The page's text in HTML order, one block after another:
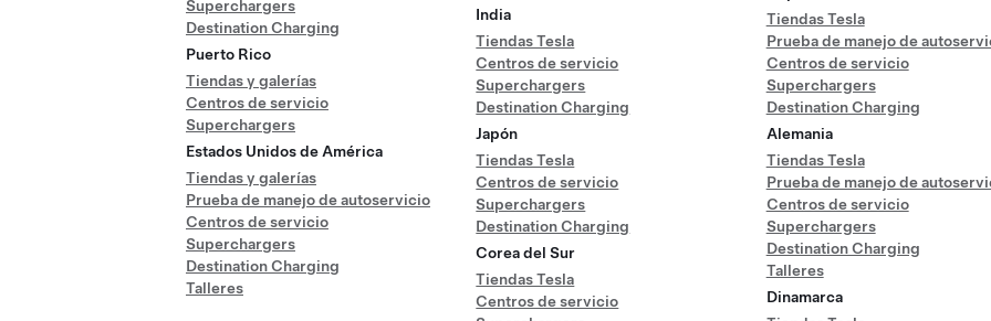
Superchargers
Destination Charging
Puerto Rico
Tiendas y galerías
Centros de servicio
Superchargers
Estados Unidos de América
Tiendas y galerías
Prueba de manejo de autoservicio
Centros de servicio
Superchargers
Destination Charging
Talleres
India
Tiendas Tesla
Centros de servicio
Superchargers
Destination Charging
Japón
Tiendas Tesla
Centros de servicio
Superchargers
Destination Charging
Corea del Sur
Tiendas Tesla
Centros de servicio
Tiendas Tesla
Prueba de manejo de
Centros de servicio
Superchargers
Destination Charging
Alemania
Tiendas Tesla
Prueba de manejo de
Centros de servicio
Superchargers
Destination Charging
Talleres
Dinamarca